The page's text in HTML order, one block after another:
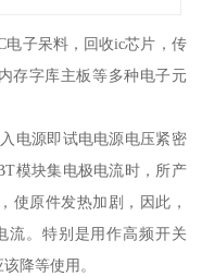
子呆料，回收ic芯片，传
存字库主板等多种电子元
电源即试电电源电压紧密
模块集电极电流时，所产
使原件发热加剧，因此，
流。特别是用作高频开关
降等使用。